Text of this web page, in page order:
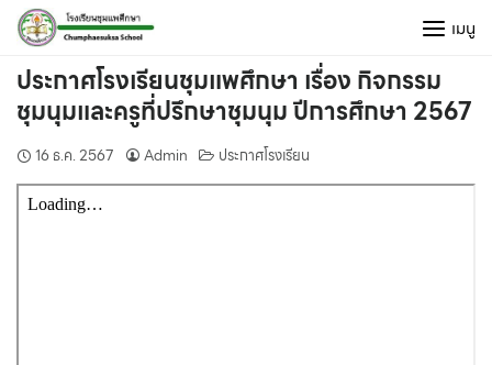
Skip
content
เมนู
ประกาศโรงเรียนชุมแพศึกษา เรื่อง กิจกรรม
ชุมนุมและครูที่ปรึกษาชุมนุม ปีการศึกษา 2567
16 ธ.ค. 2567 Admin ประกาศโรงเรียน